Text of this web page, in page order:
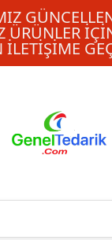
ÜRÜNLER
ILETIŞIME